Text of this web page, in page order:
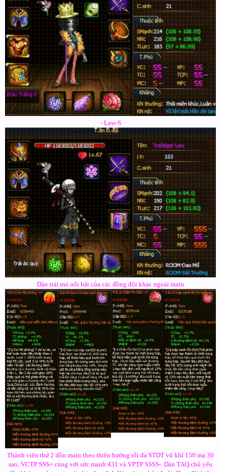
- Law-S
Dàn trái mú nổi bật của các đồng đội khác ngoài main
Thành viên thứ 2 dồn main theo thiên hướng tối đa STDT vũ khí 150 mạ 30
sao, VCTP SSS+ cùng với sức mạnh 431 và VPTP SSSS-. Dàn TAQ chủ yếu